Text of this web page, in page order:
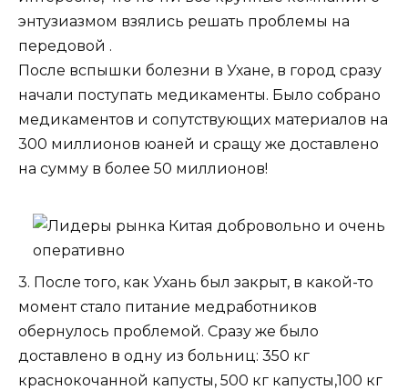
энтузиазмом взялись решать проблемы на
передовой .
После вспышки болезни в Ухане, в город сразу
начали поступать медикаменты. Было собрано
медикаментов и сопутствующих материалов на
300 миллионов юаней и сращу же доставлено
на сумму в более 50 миллионов!
3. После того, как Ухань был закрыт, в какой-то
момент стало питание медработников
обернулось проблемой. Сразу же было
доставлено в одну из больниц: 350 кг
краснокочанной капусты, 500 кг капусты,100 кг